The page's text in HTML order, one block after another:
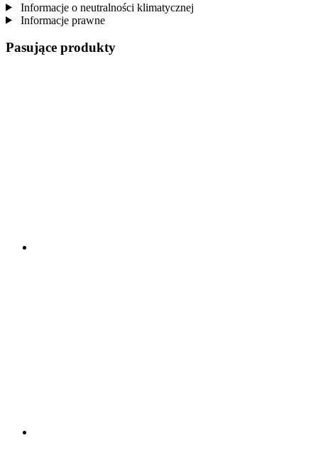
Informacje o neutralności klimatycznej
Informacje prawne
Pasujące produkty